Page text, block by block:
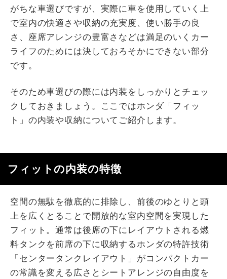
がちな車選びですが、実際に車を使用していく上
で室内の快適さや収納の充実度、使い勝手の良
さ、座席アレンジの豊富さなどは満足のいくカー
ライフのためには決しておろそかにできない部分
です。
そのため車選びの際には内装をしっかりとチェッ
クしておきましょう。ここではホンダ「フィッ
ト」の内装や収納についてご紹介します。
フィットの内装の特徴
空間の無駄を徹底的に排除し、前後のゆとりと頭
上を広くとることで開放的な室内空間を実現した
フィット。通常は後席の下にレイアウトされる燃
料タンクを前席の下に収納するホンダの特許技術
「センタータンクレイアウト」がコンパクトカー
の常識を変える広さとシートアレンジの自由度を